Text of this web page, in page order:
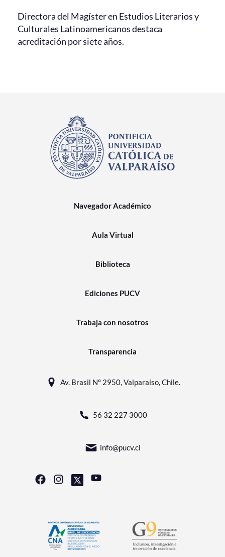
Directora del Magíster en Estudios Literarios y
Culturales Latinoamericanos destaca
acreditación por siete años.
Navegador Académico
Aula Virtual
Biblioteca
Ediciones PUCV
Trabaja con nosotros
Transparencia
Av. Brasil N° 2950, Valparaíso, Chile.
56 32 227 3000
info@pucv.cl